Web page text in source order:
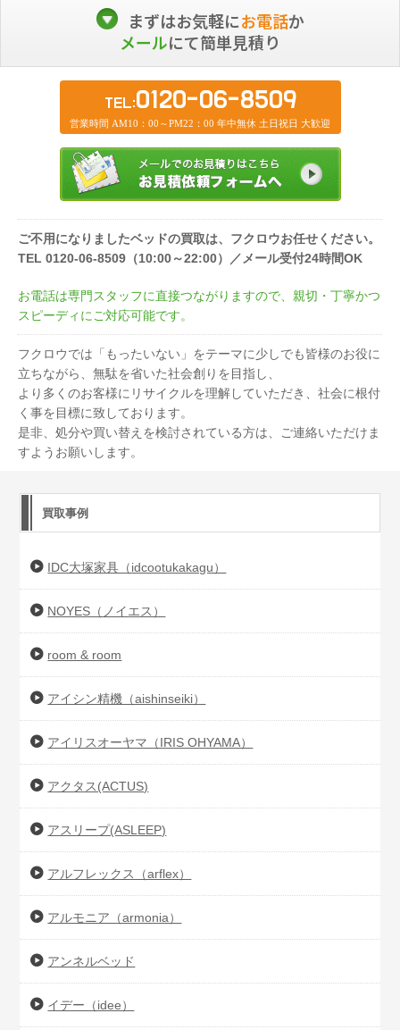
まずはお気軽にお電話か
メールにて簡単見積り
TEL:0120-06-8509
営業時間 AM10：00～PM22：00 年中無休 土日祝日 大歓迎
ご不用になりましたベッドの買取は、フクロウお任せください。
TEL 0120-06-8509（10:00～22:00）／メール受付24時間OK
お電話は専門スタッフに直接つながりますので、親切・丁寧かつ
スピーディにご対応可能です。
フクロウでは「もったいない」をテーマに少しでも皆様のお役に
立ちながら、無駄を省いた社会創りを目指し、
より多くのお客様にリサイクルを理解していただき、社会に根付
く事を目標に致しております。
是非、処分や買い替えを検討されている方は、ご連絡いただけま
すようお願いします。
買取事例
IDC大塚家具（idcootukakagu）
NOYES（ノイエス）
room & room
アイシン精機（aishinseiki）
アイリスオーヤマ（IRIS OHYAMA）
アクタス(ACTUS)
アスリープ(ASLEEP)
アルフレックス（arflex）
アルモニア（armonia）
アンネルベッド
イデー（idee）